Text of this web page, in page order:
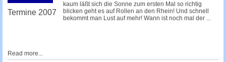
Termine 2007
kaum läßt sich die Sonne zum ersten Mal so richtig
blicken geht es auf Rollen an den Rhein! Und schnell
bekommt man Lust auf mehr! Wann ist noch mal der ...
Read more...